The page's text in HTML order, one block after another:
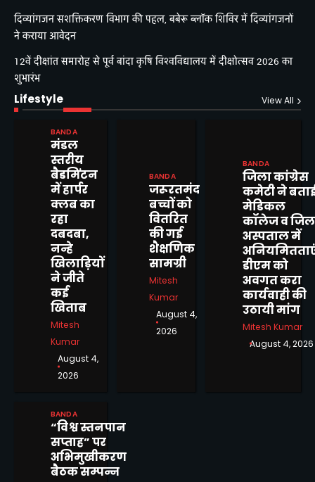
दिव्यांगजन सशक्तिकरण विभाग की पहल, बबेरू ब्लॉक शिविर में दिव्यांगजनों
ने कराया आवेदन
12वें दीक्षांत समारोह से पूर्व बांदा कृषि विश्वविद्यालय में दीक्षोत्सव 2026 का
शुभारंभ
Lifestyle View All
BANDA
मंडल
स्तरीय
बैडमिंटन
में हार्पर
क्लब का
रहा
दबदबा,
नन्हे
खिलाड़ियों
ने जीते
कई
खिताब
Mitesh
Kumar
August 4,
2026
BANDA
जरूरतमंद
बच्चों को
वितरित
की गई
शैक्षणिक
सामग्री
Mitesh
Kumar
August 4,
2026
BANDA
जिला कांग्रेस
कमेटी ने
मेडिकल
कॉलेज व
अस्पताल में
डीएम को
अवगत करा
कार्यवाही की
उठायी मांग
Mitesh Kumar
August 4, 2026
BANDA
“विश्व स्तनपान
सप्ताह” पर
अभिमुखीकरण
बैठक सम्पन्न
शासनादेशों को ठेंगा दिखाकर 12 वर्षों
से जमे भ्रष्ट ग्राम पंचायत सचिव के
निलंबन, स्थानांतरण एवं सीबीआई
जांच की उठाई मांग
Mitesh Kumar
दिव्यांगजन सशक्तिकरण विभाग की
पहल, बबेरू ब्लॉक शिविर में
दिव्यांगजनों ने कराया आवेदन
Mitesh Kumar
बीरा गांव में जलभराव से ग्रामीण
बढ़ी मुश्किलें
Mitesh Kumar